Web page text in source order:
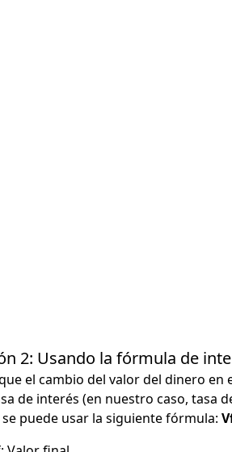
2: Usando la fórmula de
el cambio del valor del dinero
de interés (en nuestro caso, tasa
se puede usar la siguiente fórmula: